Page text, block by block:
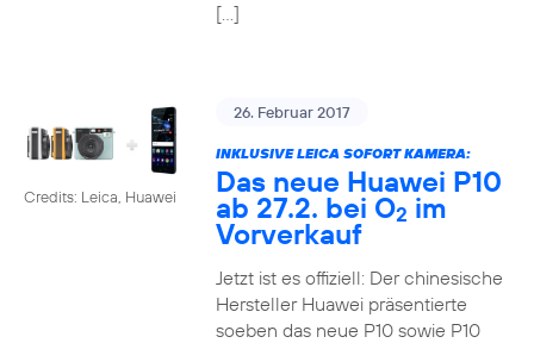
[…]
Credits: Leica, Huawei
26. Februar 2017
INKLUSIVE LEICA SOFORT KAMERA:
Das neue Huawei P10
ab 27.2. bei O2 im
Vorverkauf
Jetzt ist es offiziell: Der chinesische
Hersteller Huawei präsentierte
soeben das neue P10 sowie P10